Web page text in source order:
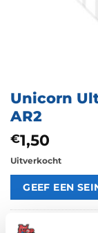
Unicorn
AR2
€1,50
Uitverkocht